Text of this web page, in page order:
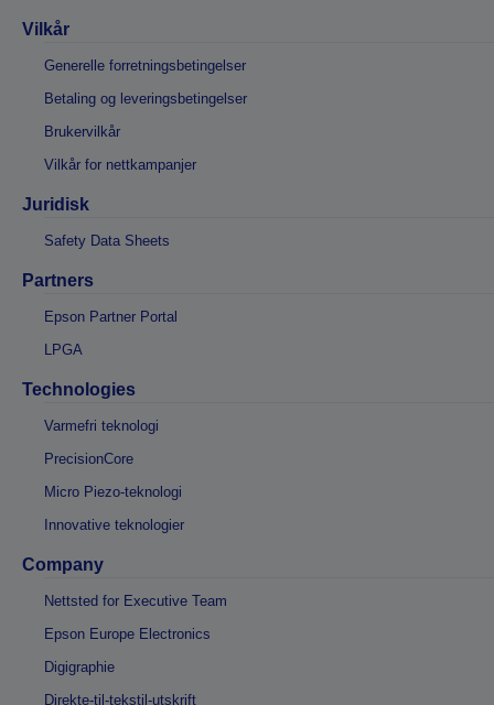
Vilkår
Generelle forretningsbetingelser
Betaling og leveringsbetingelser
Brukervilkår
Vilkår for nettkampanjer
Juridisk
Safety Data Sheets
Partners
Epson Partner Portal
LPGA
Technologies
Varmefri teknologi
PrecisionCore
Micro Piezo-teknologi
Innovative teknologier
Company
Nettsted for Executive Team
Epson Europe Electronics
Digigraphie
Direkte-til-tekstil-utskrift